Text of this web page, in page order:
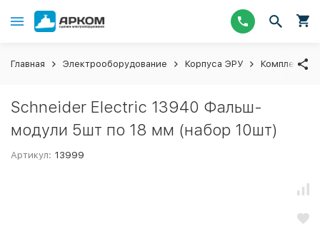
Главная Электрооборудование Корпуса ЭРУ
Schneider Electric 13940 Фальш-
модули 5шт по 18 мм (набор 10шт)
Артикул: 13999